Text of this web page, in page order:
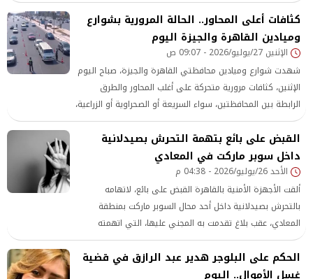
كثافات أعلى المحاور.. الحالة المرورية بشوارع
وميادين القاهرة والجيزة اليوم
الإثنين 27/يوليو/2026 - 09:07 ص
شهدت شوارع وميادين محافظتي القاهرة والجيزة، صباح اليوم
الإثنين، كثافات مرورية متحركة على أغلب المحاور والطرق
الرابطة بين المحافظتين، سواء السريعة أو الصحراوية أو الزراعية،
وسط متابعة دقيقة من رجال المرور لـ الحالة المرورية.
القبض على بائع بتهمة التحرش بصيدلانية
داخل سوبر ماركت في المعادي
الأحد 26/يوليو/2026 - 04:38 م
ألقت الأجهزة الأمنية بالقاهرة القبض على بائع، لاتهامه
بالتحرش بصيدلانية داخل أحد محال السوبر ماركت بمنطقة
المعادي، عقب بلاغ تقدمت به المجني عليها، التي اتهمته
بملامستها بصورة غير لائقة أثناء وجودها داخل المتجر
الحكم على البلوجر هدير عبد الرازق في قضية
غسل الأموال.. اليوم